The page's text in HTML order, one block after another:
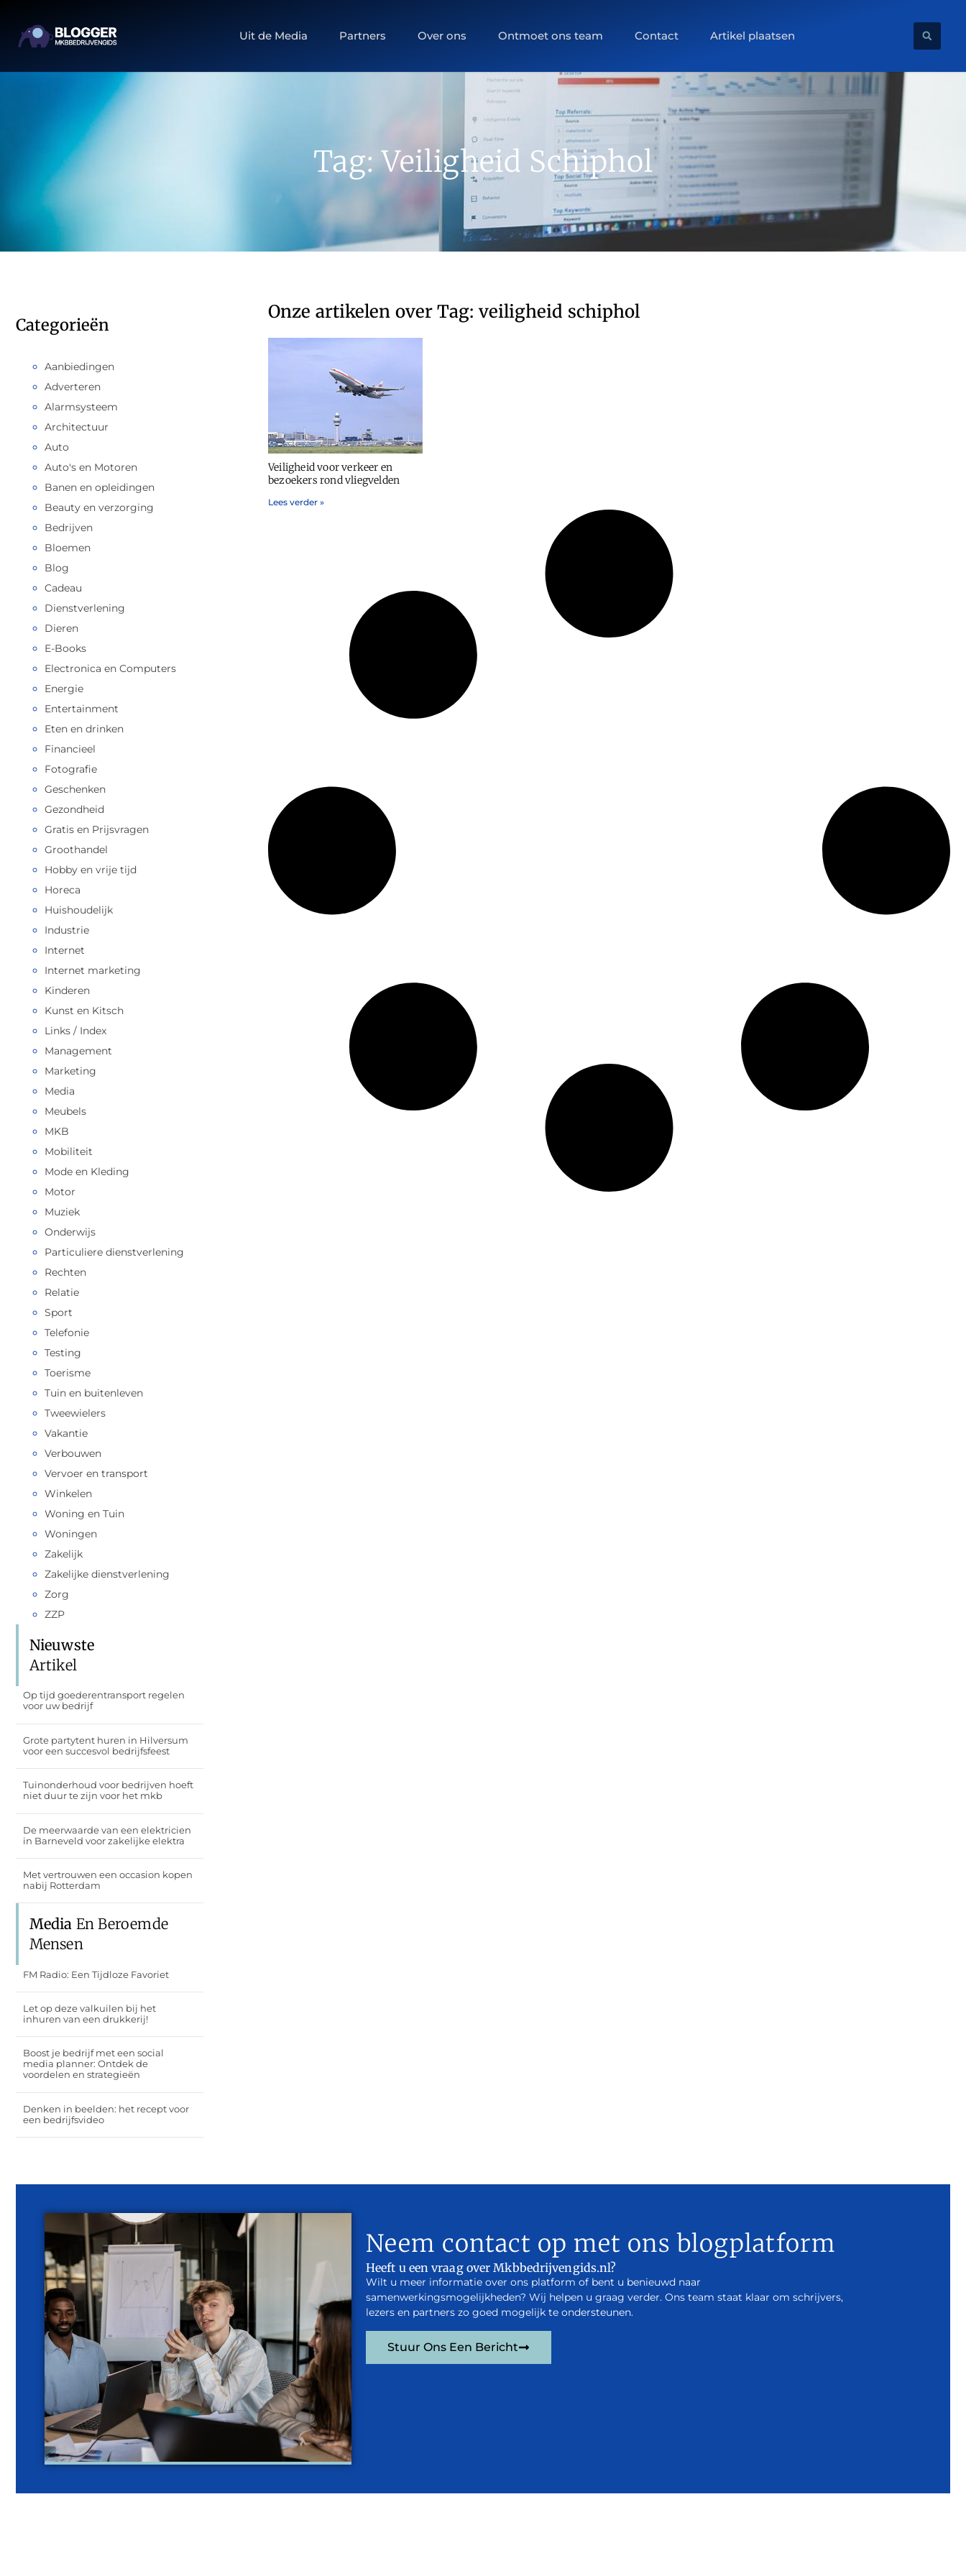
Uit de Media Partners Over ons Ontmoet ons team Contact Artikel plaatsen
Tag: Veiligheid Schiphol
Categorieën
Aanbiedingen
Adverteren
Alarmsysteem
Architectuur
Auto
Auto's en Motoren
Banen en opleidingen
Beauty en verzorging
Bedrijven
Bloemen
Blog
Cadeau
Dienstverlening
Dieren
E-Books
Electronica en Computers
Energie
Entertainment
Eten en drinken
Financieel
Fotografie
Geschenken
Gezondheid
Gratis en Prijsvragen
Groothandel
Hobby en vrije tijd
Horeca
Huishoudelijk
Industrie
Internet
Internet marketing
Kinderen
Kunst en Kitsch
Links / Index
Management
Marketing
Media
Meubels
MKB
Mobiliteit
Mode en Kleding
Motor
Muziek
Onderwijs
Particuliere dienstverlening
Rechten
Relatie
Sport
Telefonie
Testing
Toerisme
Tuin en buitenleven
Tweewielers
Vakantie
Verbouwen
Vervoer en transport
Winkelen
Woning en Tuin
Woningen
Zakelijk
Zakelijke dienstverlening
Zorg
ZZP
Nieuwste
Artikel
Op tijd goederentransport regelen
voor uw bedrijf
Grote partytent huren in Hilversum
voor een succesvol bedrijfsfeest
Tuinonderhoud voor bedrijven hoeft
niet duur te zijn voor het mkb
De meerwaarde van een elektricien
in Barneveld voor zakelijke elektra
Met vertrouwen een occasion kopen
nabij Rotterdam
Media En Beroemde
Mensen
FM Radio: Een Tijdloze Favoriet
Let op deze valkuilen bij het
inhuren van een drukkerij!
Boost je bedrijf met een social
media planner: Ontdek de
voordelen en strategieën
Denken in beelden: het recept voor
een bedrijfsvideo
Onze artikelen over Tag: veiligheid schiphol
Veiligheid voor verkeer en
bezoekers rond vliegvelden
Lees verder »
Neem contact op met ons blogplatform
Heeft u een vraag over Mkbbedrijvengids.nl?
Wilt u meer informatie over ons platform of bent u benieuwd naar
samenwerkingsmogelijkheden? Wij helpen u graag verder. Ons team staat klaar om schrijvers,
lezers en partners zo goed mogelijk te ondersteunen.
Stuur Ons Een Bericht